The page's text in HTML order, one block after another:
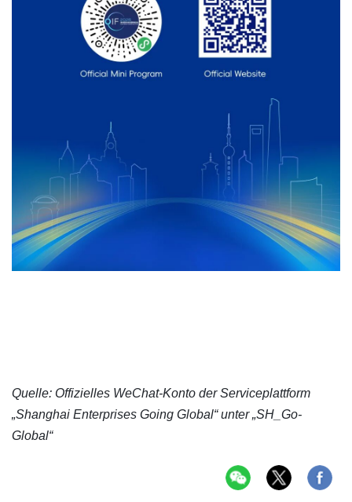
Quelle: Offizielles WeChat-Konto der Serviceplattform
„Shanghai Enterprises Going Global“ unter „SH_Go-
Global“